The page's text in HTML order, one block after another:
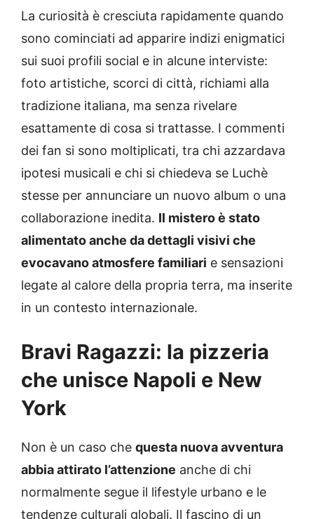
La curiosità è cresciuta rapidamente quando
sono cominciati ad apparire indizi enigmatici
sui suoi profili social e in alcune interviste:
foto artistiche, scorci di città, richiami alla
tradizione italiana, ma senza rivelare
esattamente di cosa si trattasse. I commenti
dei fan si sono moltiplicati, tra chi azzardava
ipotesi musicali e chi si chiedeva se Luchè
stesse per annunciare un nuovo album o una
collaborazione inedita. Il mistero è stato
alimentato anche da dettagli visivi che
evocavano atmosfere familiari e sensazioni
legate al calore della propria terra, ma inserite
in un contesto internazionale.
Bravi Ragazzi: la pizzeria
che unisce Napoli e New
York
Non è un caso che questa nuova avventura
abbia attirato l’attenzione anche di chi
normalmente segue il lifestyle urbano e le
tendenze culturali globali. Il fascino di un